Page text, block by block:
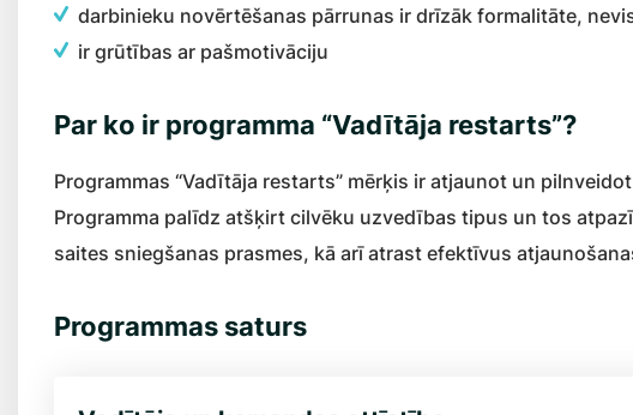
darbinieku novērtēšanas pārrunas ir drīzāk formalitāte,
ir grūtības ar pašmotivāciju
Par ko ir programma “Vadītāja restarts”?
Programmas “Vadītāja restarts” mērķis ir atjaunot un
Programma palīdz atšķirt cilvēku uzvedības tipus un tos
saites sniegšanas prasmes, kā arī atrast efektīvus
Programmas saturs